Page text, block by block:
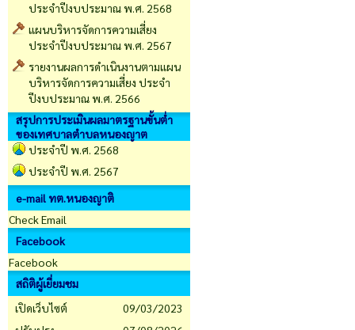
ประจำปีงบประมาณ พ.ศ. 2568
แผนบริหารจัดการความเสี่ยง
ประจำปีงบประมาณ พ.ศ. 2567
รายงานผลการดำเนินงานตามแผน
บริหารจัดการความเสี่ยง ประจำ
ปีงบประมาณ พ.ศ. 2566
สรุปการประเมินผลมาตรฐานขั้นต่ำ
ของเทศบาลตำบลหนองญาต
ประจำปี พ.ศ. 2568
ประจำปี พ.ศ. 2567
e-mail ทต.หนองญาติ
Check Email
Facebook
Facebook
สถิติผู้เยี่ยมชม
เปิดเว็บไซต์
09/03/2023